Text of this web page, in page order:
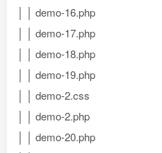
│ │ demo-16.php
│ │ demo-17.php
│ │ demo-18.php
│ │ demo-19.php
│ │ demo-2.css
│ │ demo-2.php
│ │ demo-20.php